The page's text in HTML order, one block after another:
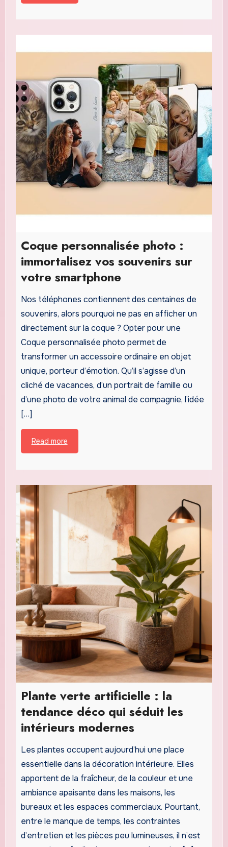
Coque personnalisée photo :
immortalisez vos souvenirs sur
votre smartphone
Nos téléphones contiennent des centaines de
souvenirs, alors pourquoi ne pas en afficher un
directement sur la coque ? Opter pour une
Coque personnalisée photo permet de
transformer un accessoire ordinaire en objet
unique, porteur d’émotion. Qu’il s’agisse d’un
cliché de vacances, d’un portrait de famille ou
d’une photo de votre animal de compagnie, l’idée
[…]
Read more
Plante verte artificielle : la
tendance déco qui séduit les
intérieurs modernes
Les plantes occupent aujourd’hui une place
essentielle dans la décoration intérieure. Elles
apportent de la fraîcheur, de la couleur et une
ambiance apaisante dans les maisons, les
bureaux et les espaces commerciaux. Pourtant,
entre le manque de temps, les contraintes
d’entretien et les pièces peu lumineuses, il n’est